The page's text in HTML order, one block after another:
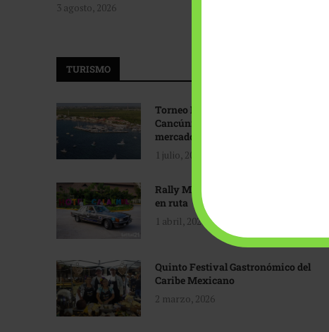
3 agosto, 2026
TURISMO
Torneo Internacional de Pesca
Cancún: Navegando hacia nuevos
mercados
1 julio, 2026
Rally Maya: Herencia automotriz
en ruta
1 abril, 2026
Quinto Festival Gastronómico del
Caribe Mexicano
2 marzo, 2026